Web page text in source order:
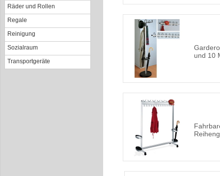
Räder und Rollen
Regale
Reinigung
Sozialraum
Transportgeräte
und 10